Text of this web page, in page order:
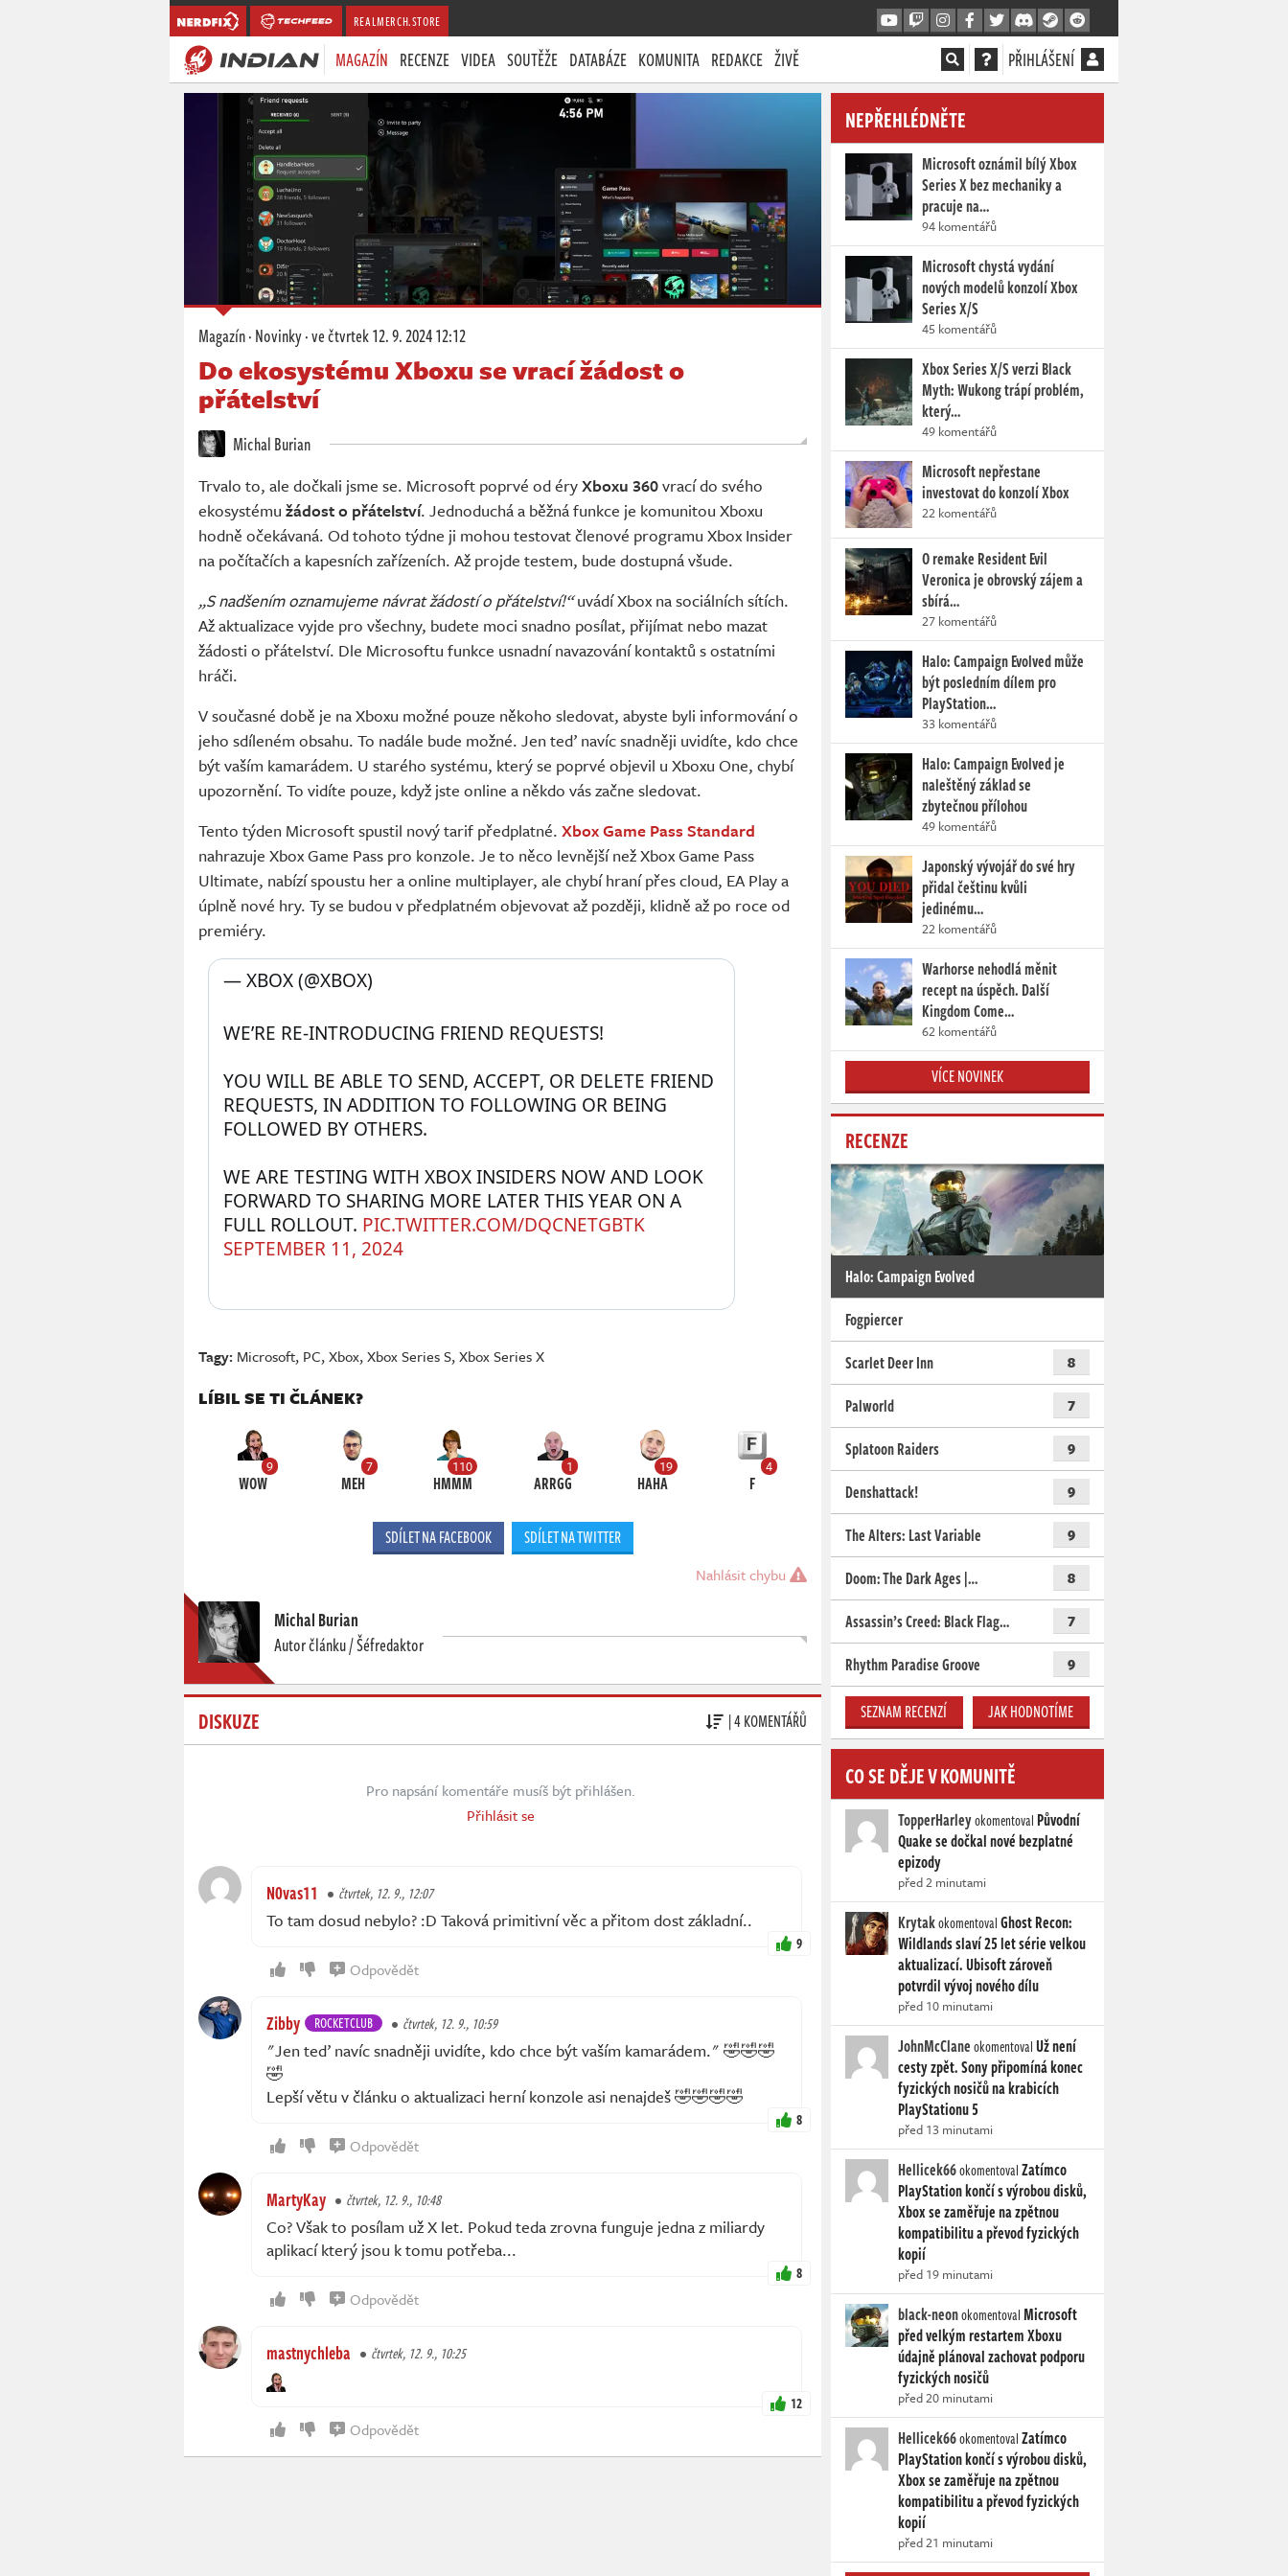
REALMERCH.STORE
MAGAZÍN RECENZE VIDEA SOUTĚŽE DATABÁZE KOMUNITA REDAKCE ŽIVĚ PŘIHLÁŠENÍ
Magazín·Novinky·ve čtvrtek12. 9. 2024 12:12
Do ekosystému Xboxu se vrací žádost o
přátelství
Michal Burian
Trvalo to, ale dočkali jsme se. Microsoft poprvé od éryXboxu 360vrací do svého
ekosystému žádost o přátelství. Jednoduchá a běžná funkce je komunitou Xboxu
hodně očekávaná. Od tohoto týdne ji mohou testovat členové programu Xbox Insider
na počítačích a kapesních zařízeních. Až projde testem, bude dostupná všude.
„S nadšením oznamujeme návrat žádostí o přátelství!“uvádí Xbox na sociálních sítích.
Až aktualizace vyjde pro všechny, budete moci snadno posílat, přijímat nebo mazat
žádosti o přátelství. Dle Microsoftu funkce usnadní navazování kontaktů s ostatními
hráči.
V současné době je na Xboxu možné pouze někoho sledovat, abyste byli informování o
jeho sdíleném obsahu. To nadále bude možné. Jen teď navíc snadněji uvidíte, kdo chce
být vaším kamarádem. U starého systému, který se poprvé objevil u Xboxu One, chybí
upozornění. To vidíte pouze, když jste online a někdo vás začne sledovat.
Tento týden Microsoft spustil nový tarif předplatné. Xbox Game Pass Standard
nahrazuje Xbox Game Pass pro konzole. Je to něco levnější než Xbox Game Pass
Ultimate, nabízí spoustu her a online multiplayer, ale chybí hraní přes cloud, EA Play a
úplně nové hry. Ty se budou v předplatném objevovat až později, klidně až po roce od
premiéry.
WE’RE RE-INTRODUCING FRIEND REQUESTS!
YOU WILL BE ABLE TO SEND, ACCEPT, OR DELETE FRIEND
REQUESTS, IN ADDITION TO FOLLOWING OR BEING
FOLLOWED BY OTHERS.
WE ARE TESTING WITH XBOX INSIDERS NOW AND LOOK
FORWARD TO SHARING MORE LATER THIS YEAR ON A
FULL ROLLOUT. PIC.TWITTER.COM/DQCNETGBTK
— XBOX (@XBOX)
SEPTEMBER 11, 2024
Tagy: Microsoft, PC,Xbox,Xbox Series S,Xbox Series X
LÍBIL SE TI ČLÁNEK?
9
WOW
7
MEH
110
HMMM
1
ARRGG
19
HAHA
4
F
SDÍLET NA FACEBOOK SDÍLET NA TWITTER
Nahlásit chybu
Michal Burian
Autor článku / Šéfredaktor
DISKUZE | 4 KOMENTÁŘŮ
Pro napsání komentáře musíš být přihlášen.
Přihlásit se
N0vas11 čtvrtek, 12. 9., 12:07
To tam dosud nebylo? :D Taková primitivní věc a přitom dost základní..
9
Odpovědět
Zibby ROCKETCLUB čtvrtek, 12. 9., 10:59
"Jen teď navíc snadněji uvidíte, kdo chce být vaším kamarádem." 🤣🤣🤣
🤣
Lepší větu v článku o aktualizaci herní konzole asi nenajdeš 🤣🤣🤣🤣
8
Odpovědět
MartyKay čtvrtek, 12. 9., 10:48
Co? Však to posílam už X let. Pokud teda zrovna funguje jedna z miliardy
aplikací který jsou k tomu potřeba...
8
Odpovědět
mastnychleba čtvrtek, 12. 9., 10:25
12
Odpovědět
NEPŘEHLÉDNĚTE
Microsoft oznámil bílý Xbox
Series X bez mechaniky a
pracuje na…
94 komentářů
Microsoft chystá vydání
nových modelů konzolí Xbox
Series X/S
45 komentářů
Xbox Series X/S verzi Black
Myth: Wukong trápí problém,
který…
49 komentářů
Microsoft nepřestane
investovat do konzolí Xbox
22 komentářů
O remake Resident Evil
Veronica je obrovský zájem a
sbírá…
27 komentářů
Halo: Campaign Evolved může
být posledním dílem pro
PlayStation…
33 komentářů
Halo: Campaign Evolved je
naleštěný základ se
zbytečnou přílohou
49 komentářů
Japonský vývojář do své hry
přidal češtinu kvůli
jedinému…
22 komentářů
Warhorse nehodlá měnit
recept na úspěch. Další
Kingdom Come…
62 komentářů
VÍCE NOVINEK
RECENZE
Halo: Campaign Evolved
Fogpiercer
Scarlet Deer Inn
8
Palworld 7
Splatoon Raiders 9
Denshattack! 9
The Alters: Last Variable 9
Doom: The Dark Ages |… 8
Assassin’s Creed: Black Flag… 7
Rhythm Paradise Groove 9
SEZNAM RECENZÍ JAK HODNOTÍME
CO SE DĚJE V KOMUNITĚ
TopperHarleyokomentoval Původní
Quake se dočkal nové bezplatné
epizody
před 2 minutami
KrytakokomentovalGhost Recon:
Wildlands slaví 25 let série velkou
aktualizací. Ubisoft zároveň
potvrdil vývoj nového dílu
před 10 minutami
JohnMcClaneokomentovalUž není
cesty zpět. Sony připomíná konec
fyzických nosičů na krabicích
PlayStationu 5
před 13 minutami
Hellicek66okomentovalZatímco
PlayStation končí s výrobou disků,
Xbox se zaměřuje na zpětnou
kompatibilitu a převod fyzických
kopií
před 19 minutami
black-neonokomentovalMicrosoft
před velkým restartem Xboxu
údajně plánoval zachovat podporu
fyzických nosičů
před 20 minutami
Hellicek66okomentovalZatímco
PlayStation končí s výrobou disků,
Xbox se zaměřuje na zpětnou
kompatibilitu a převod fyzických
kopií
před 21 minutami